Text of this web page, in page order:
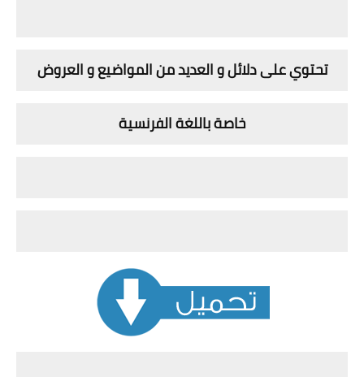
تحتوي على دلائل و العديد من المواضيع و العروض
خاصة باللغة الفرنسية